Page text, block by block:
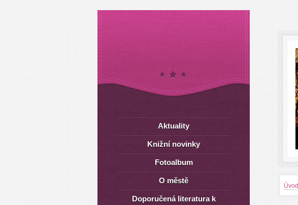
Úvod
Aktuality
Knižní novinky
Fotoalbum
O městě
Doporučená literatura k